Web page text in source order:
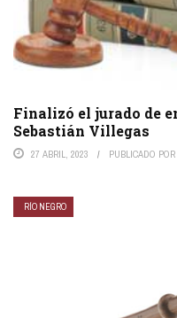
Finalizó el jurado de
Sebastián Villegas
27 ABRIL, 2023 PUBLICADO POR
RÍO NEGRO